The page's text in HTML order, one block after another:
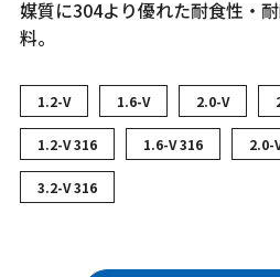
媒質に304より優れた耐食性・
料。
1.2-V 1.6-V 2.0-V
1.2-V 316 1.6-V 316 2.0-
3.2-V 316